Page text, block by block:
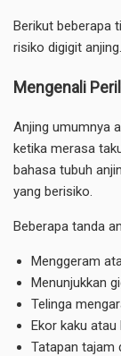
Berikut beberapa
risiko digigit anjing.
Mengenali
Anjing umumnya
ketika merasa
bahasa tubuh
yang berisiko.
Beberapa tanda
Menggeram
Menunjukkan
Telinga
Ekor kaku atau
Tatapan tajam